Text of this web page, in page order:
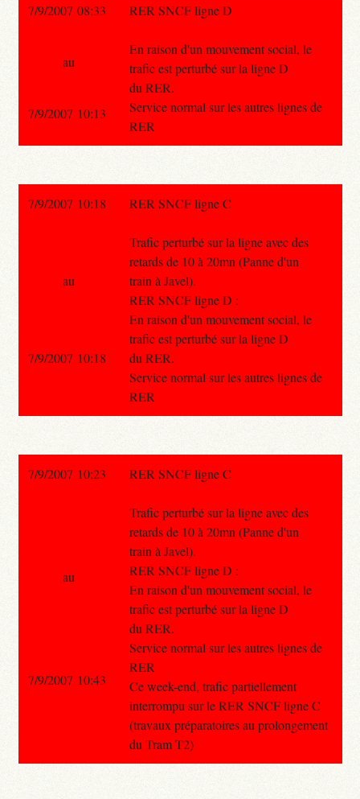
7/9/2007 08:33 RER SNCF ligne D
En raison d'un mouvement social, le
trafic est perturbé sur la ligne D
du RER.
Service normal sur les autres lignes de
RER
au
7/9/2007 10:13
7/9/2007 10:18 RER SNCF ligne C
Trafic perturbé sur la ligne avec des
retards de 10 à 20mn (Panne d'un
train à Javel).
RER SNCF ligne D :
En raison d'un mouvement social, le
trafic est perturbé sur la ligne D
du RER.
Service normal sur les autres lignes de
RER
au
7/9/2007 10:18
7/9/2007 10:23 RER SNCF ligne C
Trafic perturbé sur la ligne avec des
retards de 10 à 20mn (Panne d'un
train à Javel).
RER SNCF ligne D :
En raison d'un mouvement social, le
trafic est perturbé sur la ligne D
du RER.
Service normal sur les autres lignes de
RER
Ce week-end, trafic partiellement
interrompu sur le RER SNCF ligne C
(travaux préparatoires au prolongement
du Tram T2)
au
7/9/2007 10:43